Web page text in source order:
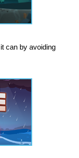
can by avoiding